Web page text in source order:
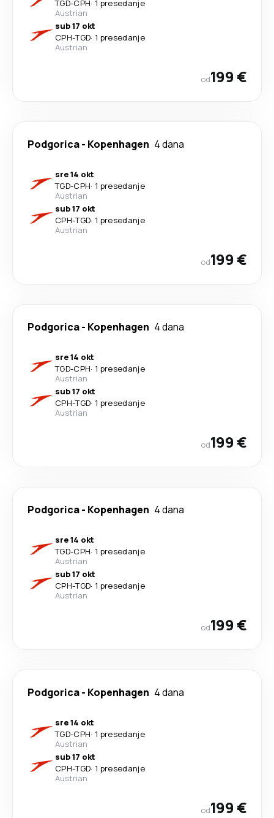
TGD-CPH· 1 presedanje
Austrian
sub 17 okt
CPH-TGD· 1 presedanje
Austrian
od199 €
Podgorica- Kopenhagen 4 dana
sre 14 okt
TGD-CPH· 1 presedanje
Austrian
sub 17 okt
CPH-TGD· 1 presedanje
Austrian
od199 €
Podgorica- Kopenhagen 4 dana
sre 14 okt
TGD-CPH· 1 presedanje
Austrian
sub 17 okt
CPH-TGD· 1 presedanje
Austrian
od199 €
Podgorica- Kopenhagen 4 dana
sre 14 okt
TGD-CPH· 1 presedanje
Austrian
sub 17 okt
CPH-TGD· 1 presedanje
Austrian
od199 €
Podgorica- Kopenhagen 4 dana
sre 14 okt
TGD-CPH· 1 presedanje
Austrian
sub 17 okt
CPH-TGD· 1 presedanje
Austrian
od199 €